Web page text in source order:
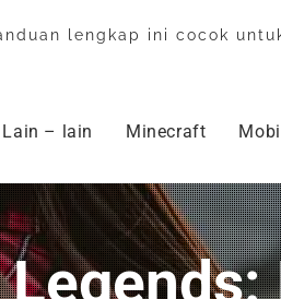
lengkap ini cocok
Lain – lain Minecraft